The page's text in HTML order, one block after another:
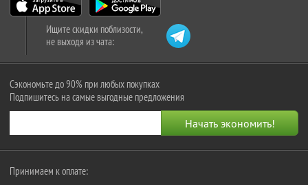
Ищите скидки поблизости,
не выходя из чата:
Сэкономьте до 90% при любых покупках
Подпишитесь на самые выгодные предложения
Принимаем к оплате: